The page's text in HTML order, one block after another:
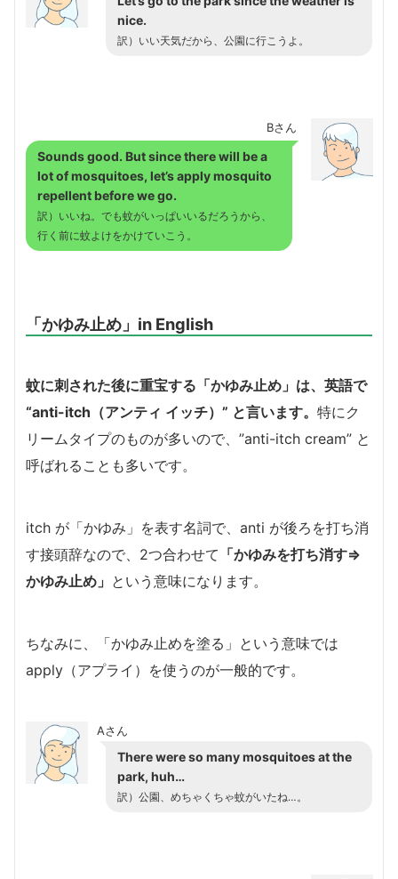
nice.
訳）いい天気だから、公園に行こうよ。
Bさん
Sounds good. But since there will be a
lot of mosquitoes, let’s apply mosquito
repellent before we go.
訳）いいね。でも蚊がいっぱいいるだろうから、
行く前に蚊よけをかけていこう。
「かゆみ止め」in English
蚊に刺された後に重宝する「かゆみ止め」は、英語で
“anti-itch（アンティ イッチ）” と言います。 特にク
リームタイプのものが多いので、”anti-itch cream” と
呼ばれることも多いです。
itch が「かゆみ」を表す名詞で、anti が後ろを打ち消
す接頭辞なので、2つ合わせて 「かゆみを打ち消す⇒
かゆみ止め」 という意味になります。
ちなみに、「かゆみ止めを塗る」という意味では
apply（アプライ）を使うのが一般的です。
Aさん
There were so many mosquitoes at the
park, huh…
訳）公園、めちゃくちゃ蚊がいたね…。